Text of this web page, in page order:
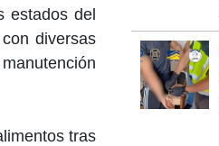
estados del
diversas
tras